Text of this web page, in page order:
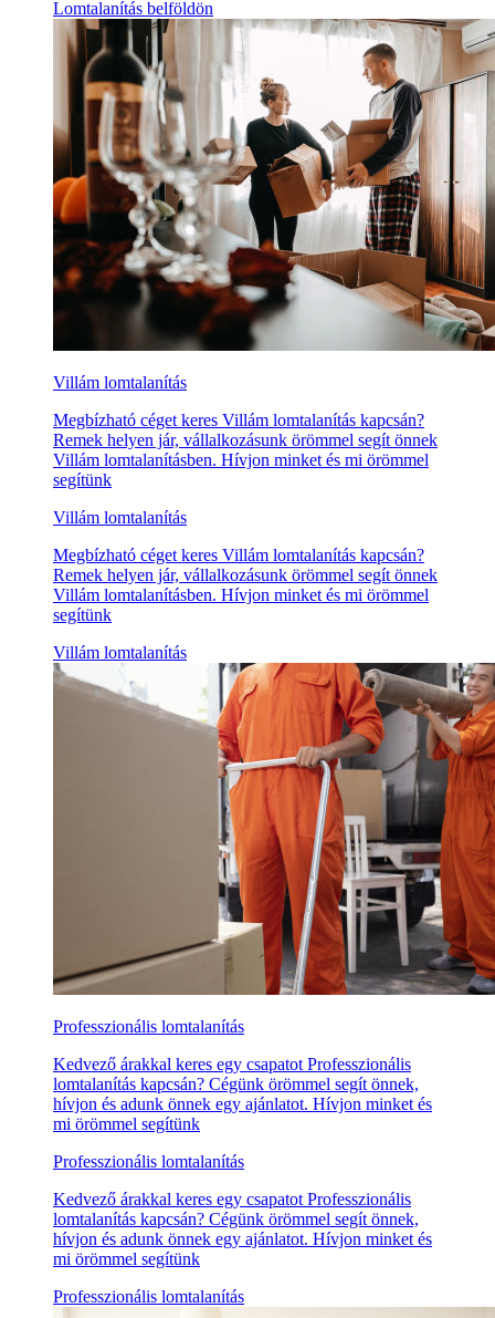
Lomtalanítás belföldön
Villám lomtalanítás
Megbízható céget keres Villám lomtalanítás kapcsán?
Remek helyen jár, vállalkozásunk örömmel segít önnek
Villám lomtalanításben. Hívjon minket és mi örömmel
segítünk
Villám lomtalanítás
Megbízható céget keres Villám lomtalanítás kapcsán?
Remek helyen jár, vállalkozásunk örömmel segít önnek
Villám lomtalanításben. Hívjon minket és mi örömmel
segítünk
Villám lomtalanítás
Professzionális lomtalanítás
Kedvező árakkal keres egy csapatot Professzionális
lomtalanítás kapcsán? Cégünk örömmel segít önnek,
hívjon és adunk önnek egy ajánlatot. Hívjon minket és
mi örömmel segítünk
Professzionális lomtalanítás
Kedvező árakkal keres egy csapatot Professzionális
lomtalanítás kapcsán? Cégünk örömmel segít önnek,
hívjon és adunk önnek egy ajánlatot. Hívjon minket és
mi örömmel segítünk
Professzionális lomtalanítás